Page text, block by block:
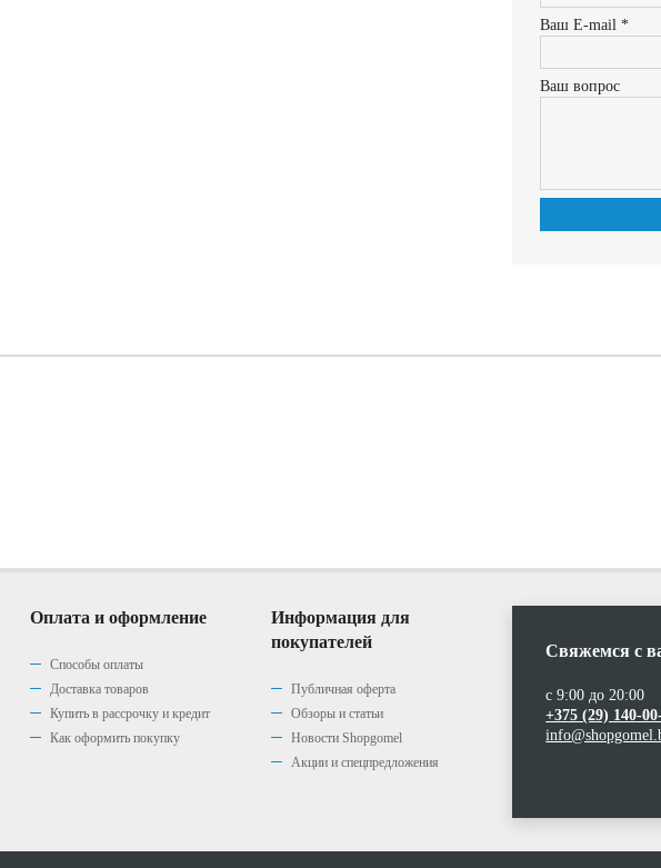
Ваш E-mail *
Ваш вопрос
Оплата и оформление
Способы оплаты
Доставка товаров
Купить в рассрочку и кредит
Как оформить покупку
Информация для
покупателей
Публичная оферта
Обзоры и статьи
Новости Shopgomel
Акции и спецпредложения
Свяжемся с
с 9:00 до 20:00
+375 (29) 140-